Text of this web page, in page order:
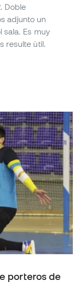
Doble
adjunto un
Es muy
resulte ùtil.
porteros de